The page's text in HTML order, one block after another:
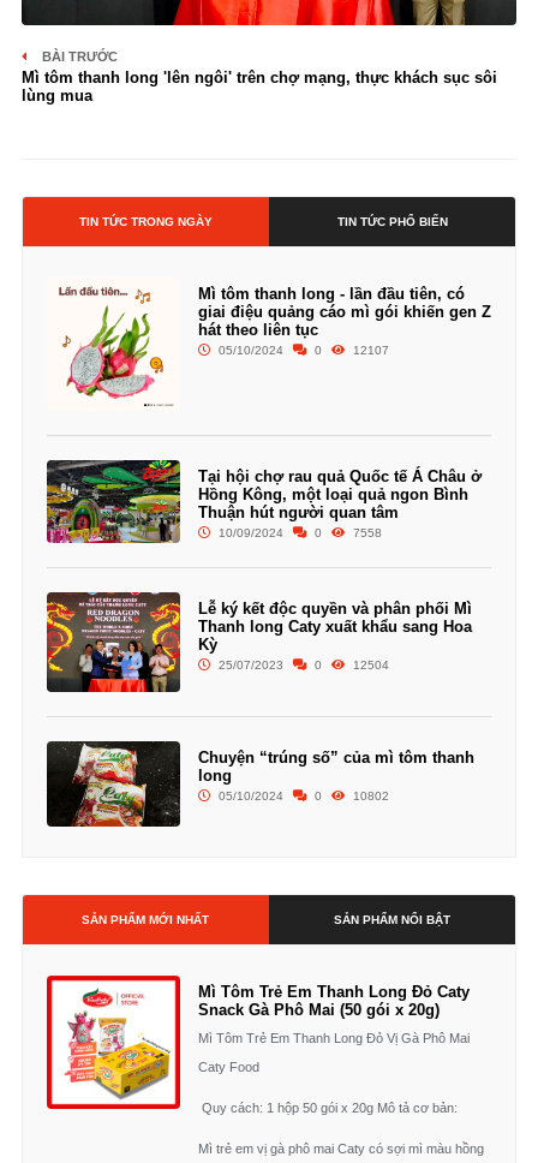
BÀI TRƯỚC
Mì tôm thanh long 'lên ngôi' trên chợ mạng, thực khách sục sôi
lùng mua
TIN TỨC TRONG NGÀY TIN TỨC PHỔ BIẾN
Mì tôm thanh long - lần đầu tiên, có
giai điệu quảng cáo mì gói khiến gen Z
hát theo liên tục
05/10/2024 0 12107
Tại hội chợ rau quả Quốc tế Á Châu ở
Hồng Kông, một loại quả ngon Bình
Thuận hút người quan tâm
10/09/2024 0 7558
Lễ ký kết độc quyền và phân phối Mì
Thanh long Caty xuất khẩu sang Hoa
Kỳ
25/07/2023 0 12504
Chuyện “trúng số” của mì tôm thanh
long
05/10/2024 0 10802
SẢN PHẨM MỚI NHẤT SẢN PHẨM NỔI BẬT
Mì Tôm Trẻ Em Thanh Long Đỏ Caty
Snack Gà Phô Mai (50 gói x 20g)
Mì Tôm Trẻ Em Thanh Long Đỏ Vị Gà Phô Mai
Caty Food
Quy cách: 1 hộp 50 gói x 20g Mô tả cơ bản:
Mì trẻ em vị gà phô mai Caty có sợi mì màu hồng